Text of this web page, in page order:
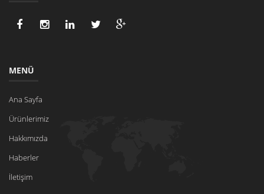
MENÜ
Ana Sayfa
Ürünlerimiz
Hakkımızda
Haberler
İletişim